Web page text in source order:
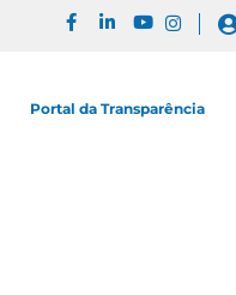
Portal da Transparência